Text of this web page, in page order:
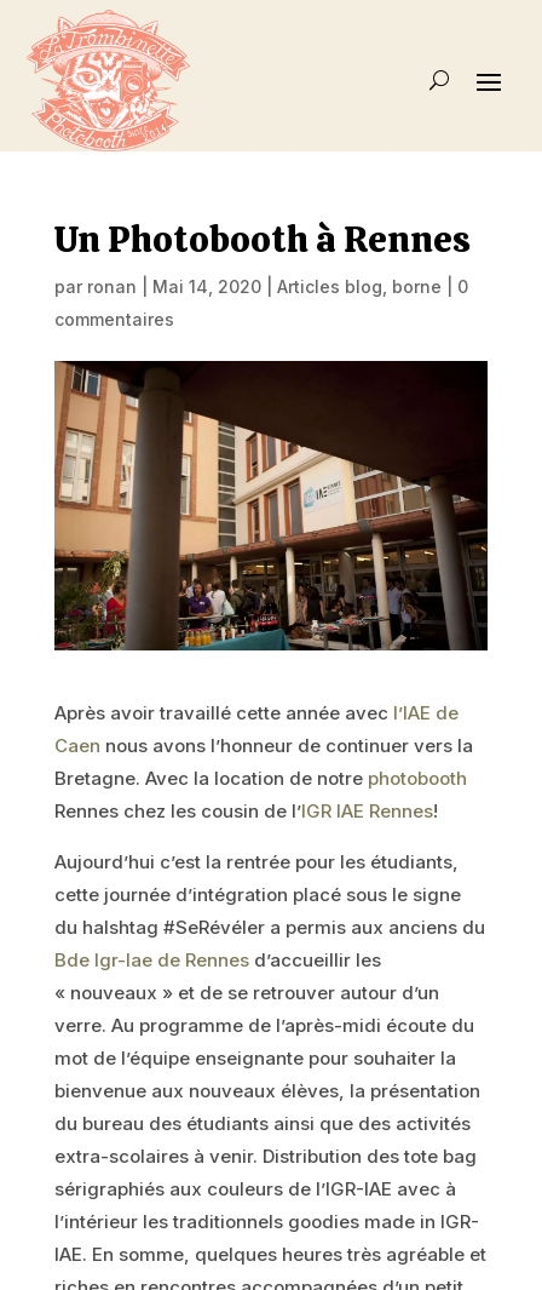
Un Photobooth à Rennes
par ronan Mai 14, 2020| Articles blog borne
0
commentaires
Après avoir travaillé cette année avec l’IAE de
Caen nous avons l’honneur de continuer vers la
Bretagne. Avec la location de notre photobooth
Rennes chez les cousin de l’IGR IAE Rennes!
Aujourd’hui c’est la rentrée pour les étudiants,
cette journée d’intégration placé sous le signe
du halshtag #SeRévéler a permis aux anciens du
Bde Igr-Iae de Rennes d’accueillir les
« nouveaux » et de se retrouver autour d’un
verre. Au programme de l’après-midi écoute du
mot de l’équipe enseignante pour souhaiter la
bienvenue aux nouveaux élèves, la présentation
du bureau des étudiants ainsi que des activités
extra-scolaires à venir. Distribution des tote bag
sérigraphiés aux couleurs de l’IGR-IAE avec à
l’intérieur les traditionnels goodies made in IGR-
IAE. En somme, quelques heures très agréable et